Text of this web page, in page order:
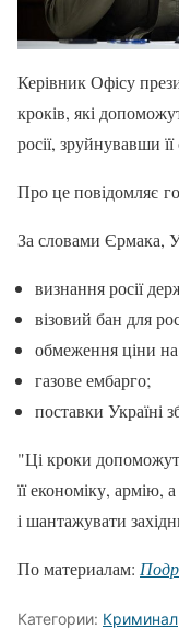
Керівник Офісу
кроків, які
росії, зруйнувавши
Про це повідомляє
За словами Єрмака,
визнання росії
візовий бан для
обмеження ціни
газове ембарго;
поставки Україні
"Ці кроки
її економіку, армію,
і шантажувати
По материалам:
Категории: Криминал